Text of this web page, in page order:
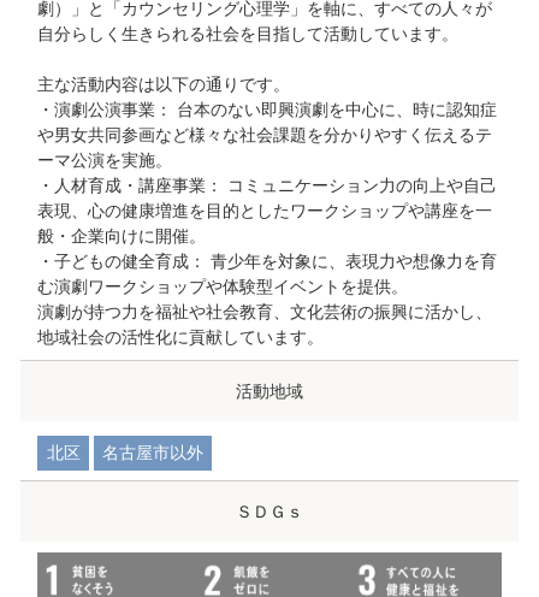
劇）」と「カウンセリング心理学」を軸に、すべての人々が
自分らしく生きられる社会を目指して活動しています。
主な活動内容は以下の通りです。
・演劇公演事業： 台本のない即興演劇を中心に、時に認知症
や男女共同参画など様々な社会課題を分かりやすく伝えるテ
ーマ公演を実施。
・人材育成・講座事業： コミュニケーション力の向上や自己
表現、心の健康増進を目的としたワークショップや講座を一
般・企業向けに開催。
・子どもの健全育成： 青少年を対象に、表現力や想像力を育
む演劇ワークショップや体験型イベントを提供。
演劇が持つ力を福祉や社会教育、文化芸術の振興に活かし、
地域社会の活性化に貢献しています。
活動地域
北区 名古屋市以外
ＳＤＧｓ